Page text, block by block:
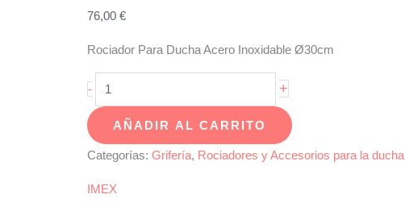
76,00 €
Rociador Para Ducha Acero Inoxidable Ø30cm
-
Rociador
Para
Ducha
Acero
Ø30cm
+
AÑADIR AL CARRITO
Categorías: Grifería, Rociadores y Accesorios para la ducha
IMEX